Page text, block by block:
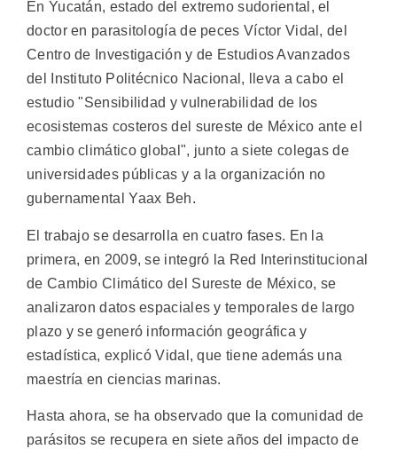
En Yucatán, estado del extremo sudoriental, el
doctor en parasitología de peces Víctor Vidal, del
Centro de Investigación y de Estudios Avanzados
del Instituto Politécnico Nacional, lleva a cabo el
estudio "Sensibilidad y vulnerabilidad de los
ecosistemas costeros del sureste de México ante el
cambio climático global", junto a siete colegas de
universidades públicas y a la organización no
gubernamental Yaax Beh.
El trabajo se desarrolla en cuatro fases. En la
primera, en 2009, se integró la Red Interinstitucional
de Cambio Climático del Sureste de México, se
analizaron datos espaciales y temporales de largo
plazo y se generó información geográfica y
estadística, explicó Vidal, que tiene además una
maestría en ciencias marinas.
Hasta ahora, se ha observado que la comunidad de
parásitos se recupera en siete años del impacto de